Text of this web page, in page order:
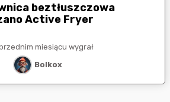
beztłuszczowa
Active Fryer
miesiącu wygrał
Bolkox